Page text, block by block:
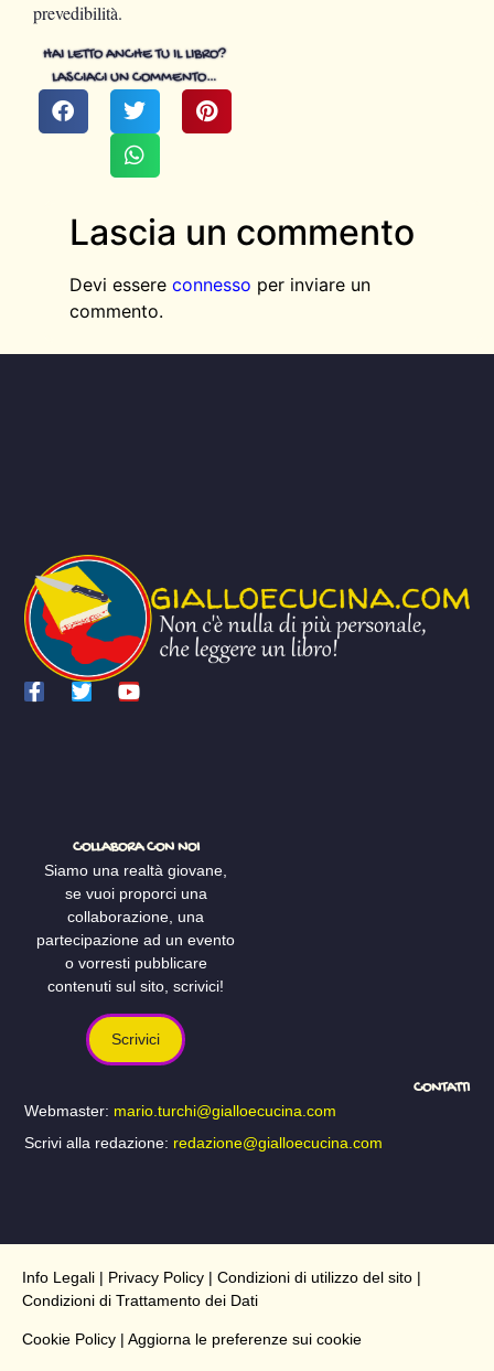
HAI LETTO ANCHE TU IL LIBRO?
LASCIACI UN COMMENTO…
prevedibilità.
Lascia un commento
Devi essere connesso per inviare un
commento.
COLLABORA CON NOI
Siamo una realtà giovane,
se vuoi proporci una
collaborazione, una
partecipazione ad un evento
o vorresti pubblicare
contenuti sul sito, scrivici!
Scrivici
CONTATTI
Webmaster: mario.turchi@gialloecucina.com
Scrivi alla redazione: redazione@gialloecucina.com
Info Legali | Privacy Policy | Condizioni di utilizzo del sito |
Condizioni di Trattamento dei Dati
Cookie Policy | Aggiorna le preferenze sui cookie